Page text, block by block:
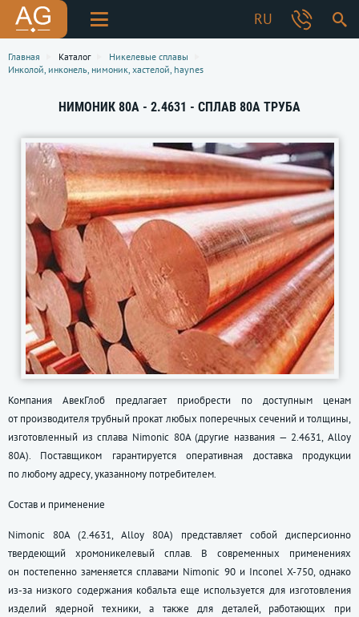
RU
Главная Каталог
Никелевые сплавы
Инколой, инконель, нимоник, хастелой, haynes
НИМОНИК 80А - 2.4631 - СПЛАВ 80А ТРУБА
Компания АвекГлоб предлагает приобрести по доступным ценам
от производителя трубный прокат любых поперечных сечений и толщины,
изготовленный из сплава Nimonic 80A (другие названия — 2.4631, Alloy
80А). Поставщиком гарантируется оперативная доставка продукции
по любому адресу, указанному потребителем.
Состав и применение
Nimonic 80A (2.4631, Alloy 80А) представляет собой дисперсионно
твердеющий хромоникелевый сплав. В современных применениях
он постепенно заменяется сплавами Nimonic 90 и Inconel X-750, однако
из-за низкого содержания кобальта еще используется для изготовления
изделий ядерной техники, а также для деталей, работающих при